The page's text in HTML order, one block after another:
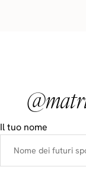
Il tuo nome